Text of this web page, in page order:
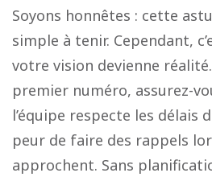
Soyons honnêtes : cette
simple à tenir. Cependant,
votre vision devienne
premier numéro, assurez-
l’équipe respecte les délais
peur de faire des rappels
approchent. Sans